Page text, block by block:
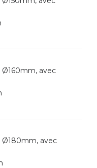
Ø160mm, avec
Ø180mm, avec